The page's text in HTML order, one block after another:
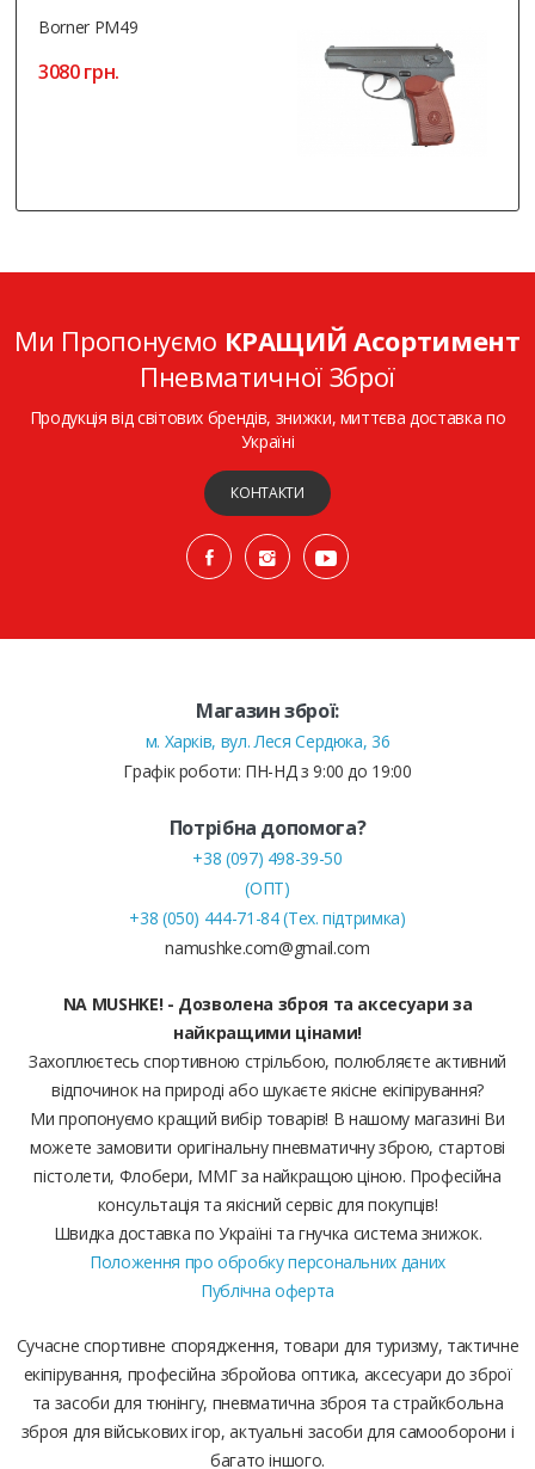
Borner PM49
3080 грн.
Ми Пропонуємо КРАЩИЙ Асортимент
Пневматичної Зброї
Продукція від світових брендів, знижки, миттєва доставка по
Україні
КОНТАКТИ
Магазин зброї:
м. Харків, вул. Леся Сердюка, 36
Графік роботи: ПН-НД з 9:00 до 19:00
Потрібна допомога?
+38 (097) 498-39-50
(ОПТ)
+38 (050) 444-71-84 (Тех. підтримка)
namushke.com@gmail.com
NA MUSHKE! - Дозволена зброя та аксесуари за
найкращими цінами!
Захоплюєтесь спортивною стрільбою, полюбляєте активний
відпочинок на природі або шукаєте якісне екіпірування?
Ми пропонуємо кращий вибір товарів! В нашому магазині Ви
можете замовити оригінальну пневматичну зброю, стартові
пістолети, Флобери, ММГ за найкращою ціною. Професійна
консультація та якісний сервіс для покупців!
Швидка доставка по Україні та гнучка система знижок.
Положення про обробку персональних даних
Публічна оферта
Сучасне спортивне спорядження, товари для туризму, тактичне
екіпірування, професійна збройова оптика, аксесуари до зброї
та засоби для тюнінгу, пневматична зброя та страйкбольна
зброя для військових ігор, актуальні засоби для самооборони і
багато іншого.